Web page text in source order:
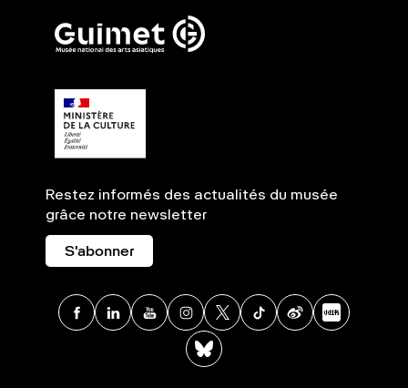
Restez informés des actualités du musée
grâce notre newsletter
S'abonner
Facebook
LinkedinYoutubeInstagram
X TikTokWeibo